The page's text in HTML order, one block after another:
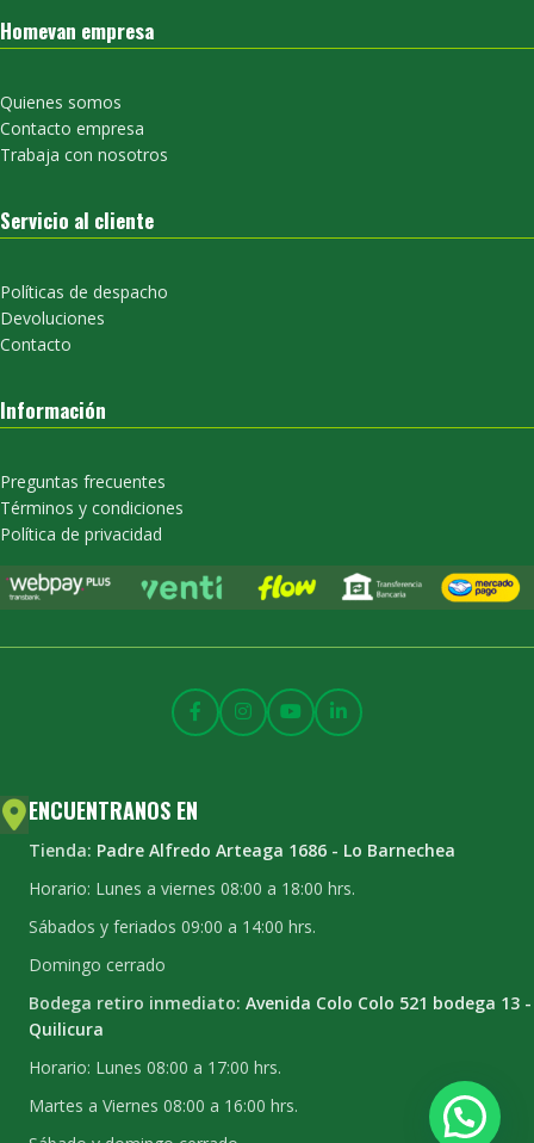
Homevan empresa
Quienes somos
Contacto empresa
Trabaja con nosotros
Servicio al cliente
Políticas de despacho
Devoluciones
Contacto
Información
Preguntas frecuentes
Términos y condiciones
Política de privacidad
ENCUENTRANOS EN
Tienda: Padre Alfredo Arteaga 1686 - Lo Barnechea
Horario: Lunes a viernes 08:00 a 18:00 hrs.
Sábados y feriados 09:00 a 14:00 hrs.
Domingo cerrado
Bodega retiro inmediato: Avenida Colo Colo 521 bodega 13 -
Quilicura
Horario: Lunes 08:00 a 17:00 hrs.
Martes a Viernes 08:00 a 16:00 hrs.